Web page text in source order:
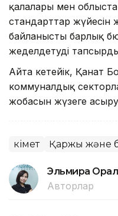
қалалары мен
стандарттар жүйесін
байланысты барлық
жеделдетуді
Айта кетейік, Қанат
коммуналдық
жобасын жүзеге
Үкімет Қаржы және
Эльмира
Авторлар